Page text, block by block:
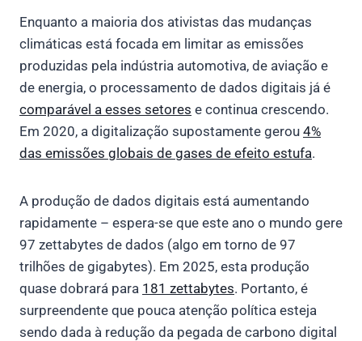
Enquanto a maioria dos ativistas das mudanças
climáticas está focada em limitar as emissões
produzidas pela indústria automotiva, de aviação e
de energia, o processamento de dados digitais já é
comparável a esses setores e continua crescendo.
Em 2020, a digitalização supostamente gerou 4%
das emissões globais de gases de efeito estufa.
A produção de dados digitais está aumentando
rapidamente – espera-se que este ano o mundo gere
97 zettabytes de dados (algo em torno de 97
trilhões de gigabytes). Em 2025, esta produção
quase dobrará para 181 zettabytes. Portanto, é
surpreendente que pouca atenção política esteja
sendo dada à redução da pegada de carbono digital